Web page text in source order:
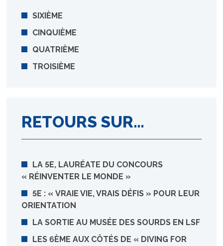
SIXIÈME
CINQUIÈME
QUATRIÈME
TROISIÈME
RETOURS SUR…
LA 5E, LAURÉATE DU CONCOURS
« RÉINVENTER LE MONDE »
5E : « VRAIE VIE, VRAIS DÉFIS » POUR LEUR
ORIENTATION
LA SORTIE AU MUSÉE DES SOURDS EN LSF
LES 6ÈME AUX CÔTÉS DE « DIVING FOR